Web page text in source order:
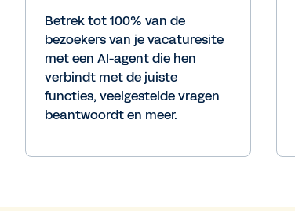
Betrek tot 100% van de
bezoekers van je vacaturesite
met een AI-agent die hen
verbindt met de juiste
functies, veelgestelde vragen
beantwoordt en meer.